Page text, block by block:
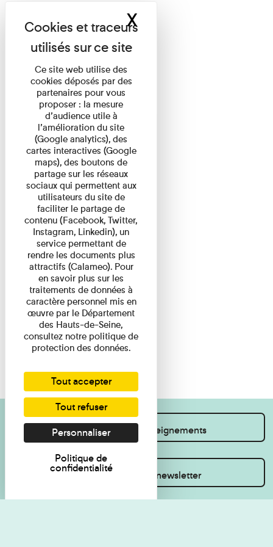
Je souhaite des renseignements
Inscrivez-vous à la newsletter
Ce site web utilise des
cookies déposés par des
partenaires pour vous
proposer : la mesure
d’audience utile à
l’amélioration du site
(Google analytics), des
cartes interactives (Google
maps), des boutons de
partage sur les réseaux
sociaux qui permettent aux
utilisateurs du site de
faciliter le partage de
contenu (Facebook, Twitter,
Instagram, Linkedin), un
service permettant de
rendre les documents plus
attractifs (Calameo). Pour
en savoir plus sur les
traitements de données à
caractère personnel mis en
œuvre par le Département
des Hauts-de-Seine,
consultez notre politique de
protection des données.
Tout accepter
Tout refuser
Personnaliser
Politique de
confidentialité
XMasquer le